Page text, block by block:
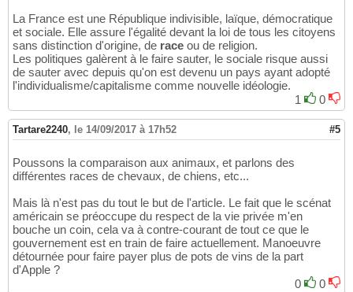
La France est une République indivisible, laïque, démocratique
et sociale. Elle assure l'égalité devant la loi de tous les citoyens
sans distinction d'origine, de race ou de religion.
Les politiques galèrent à le faire sauter, le sociale risque aussi
de sauter avec depuis qu'on est devenu un pays ayant adopté
l'individualisme/capitalisme comme nouvelle idéologie.
1
0
Tartare2240, le 14/09/2017 à 17h52 #5
Poussons la comparaison aux animaux, et parlons des
différentes races de chevaux, de chiens, etc...
Mais là n'est pas du tout le but de l'article. Le fait que le scénat
américain se préoccupe du respect de la vie privée m'en
bouche un coin, cela va à contre-courant de tout ce que le
gouvernement est en train de faire actuellement. Manoeuvre
détournée pour faire payer plus de pots de vins de la part
d'Apple ?
0
0